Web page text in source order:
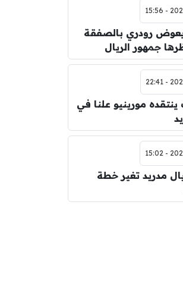
يعوض رودري بالصفقة
جمهور الريال
ينتقده مورينيو علنا في
مدريد تغير خطة